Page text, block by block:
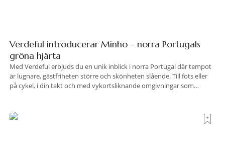
Verdeful introducerar Minho – norra Portugals
gröna hjärta
Med Verdeful erbjuds du en unik inblick i norra Portugal där tempot
är lugnare, gästfriheten större och skönheten slående. Till fots eller
på cykel, i din takt och med vykortsliknande omgivningar som
travel när det